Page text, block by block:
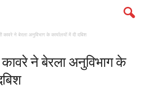
कावरे ने बेरला अनुविभाग के कार्यालयों में दी दबिश
ने बेरला अनुविभाग के